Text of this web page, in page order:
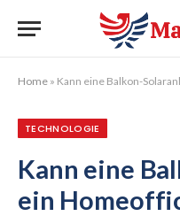
Home » Kann eine Balkon-
TECHNOLOGIE
Kann eine
ein